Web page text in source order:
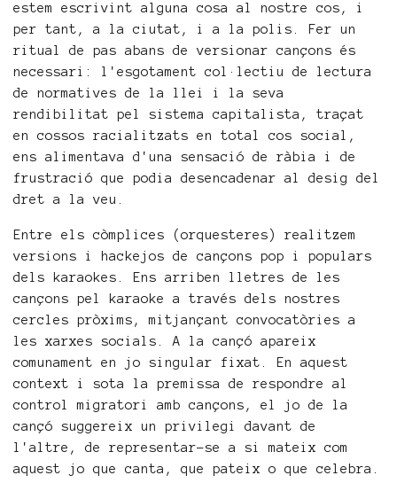
estem escrivint alguna cosa al nostre cos, i
per tant, a la ciutat, i a la polis. Fer un
ritual de pas abans de versionar cançons és
necessari: l'esgotament col·lectiu de lectura
de normatives de la llei i la seva
rendibilitat pel sistema capitalista, traçat
en cossos racialitzats en total cos social,
ens alimentava d'una sensació de ràbia i de
frustració que podia desencadenar al desig del
dret a la veu.
Entre els còmplices (orquesteres) realitzem
versions i hackejos de cançons pop i populars
dels karaokes. Ens arriben lletres de les
cançons pel karaoke a través dels nostres
cercles pròxims, mitjançant convocatòries a
les xarxes socials. A la cançó apareix
comunament en jo singular fixat. En aquest
context i sota la premissa de respondre al
control migratori amb cançons, el jo de la
cançó suggereix un privilegi davant de
l'altre, de representar-se a si mateix com
aquest jo que canta, que pateix o que celebra.